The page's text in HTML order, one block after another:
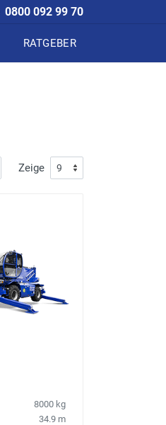
0800 092 99 70
RATGEBER
Zeige
8000 kg
34.9 m